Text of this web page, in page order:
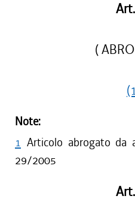
(
Note:
1 Articolo abrogato da
29/2005